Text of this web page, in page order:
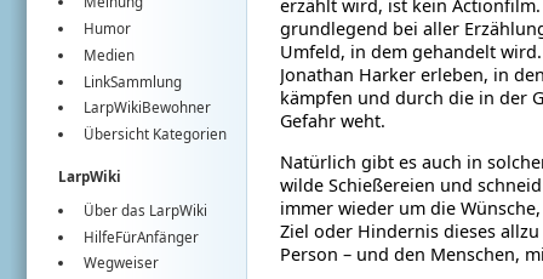
Humor
Medien
LinkSammlung
LarpWikiBewohner
Übersicht Kategorien
LarpWiki
Über das LarpWiki
HilfeFürAnfänger
Wegweiser
erzählt wird, ist kein
grundlegend bei aller
Umfeld, in dem gehandelt
Jonathan Harker erleben, in
kämpfen und durch die in der
Gefahr weht.
Natürlich gibt es auch in
wilde Schießereien und
immer wieder um die
Ziel oder Hindernis dieses
Person – und den Menschen,